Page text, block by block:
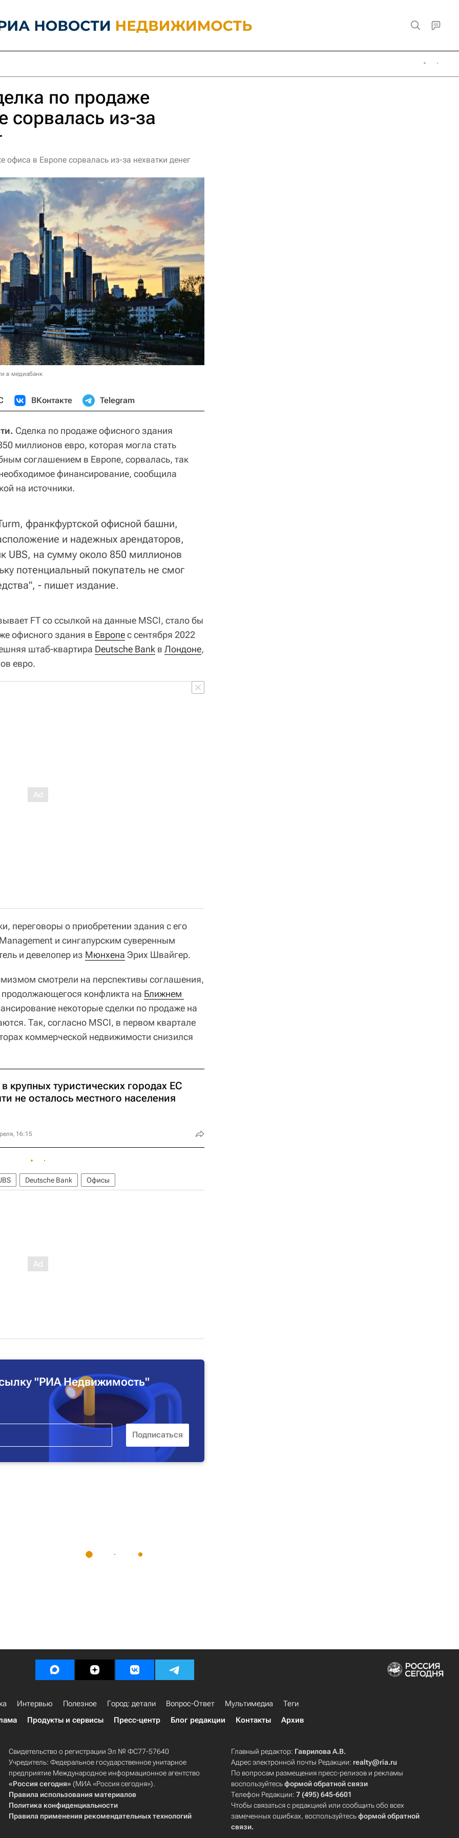
по продаже
сорвалась из-за
офиса в Европе сорвалась из-за нехватки денег
в медиабанк
ВКонтакте Telegram
Сделка по продаже офисного здания
миллионов евро, которая могла стать
соглашением в Европе, сорвалась, так
финансирование, сообщила
на источники.
франкфуртской офисной башни,
и надежных арендаторов,
UBS, на сумму около 850 миллионов
потенциальный покупатель не смог
- пишет издание.
FT со ссылкой на данные MSCI, стало бы
офисного здания в Европес сентября 2022
штаб-квартира Deutsche Bank в Лондоне,
евро.
переговоры о приобретении здания с его
и сингапурским суверенным
и девелопер из Мюнхена Эрих Швайгер.
смотрели на перспективы соглашения,
конфликта на Ближнем
некоторые сделки по продаже на
Так, согласно MSCI, в первом квартале
коммерческой недвижимости снизился
крупных туристических городах ЕС
не осталось местного населения
16:15
Deutsche Bank Офисы
"РИА Недвижимость"
Интервью Полезное Город: детали Вопрос-Ответ Мультимедиа
Теги
Продукты и сервисы Пресс-центр Блог редакции Контакты Архив
Свидетельство о регистрации Эл № ФС77-57640
Учредитель: Федеральное государственное унитарное
предприятие Международное информационное агентство
«Россия сегодня» (МИА «Россия сегодня»).
Правила использования материалов
Политика конфиденциальности
Правила применения рекомендательных технологий
Главный редактор: Гаврилова А.В.
Адрес электронной почты Редакции: realty@ria.ru
По вопросам размещения пресс-релизов и рекламы
воспользуйтесьформой обратной связи
Телефон Редакции:7 (495) 645-6601
Чтобы связаться с редакцией или сообщить обо всех
замеченных ошибках, воспользуйтесьформой обратной
связи.